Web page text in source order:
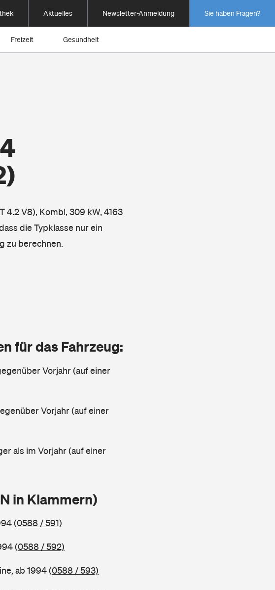
Aktuelles Newsletter-Anmeldung Sie haben Fragen?
Freizeit Gesundheit
4.2 V8), Kombi, 309 kW, 4163
die Typklasse nur ein
zu berechnen.
für das Fahrzeug:
Vorjahr (auf einer
Vorjahr (auf einer
als im Vorjahr (auf einer
in Klammern)
(0588 / 591)
(0588 / 592)
ab 1994(0588 / 593)